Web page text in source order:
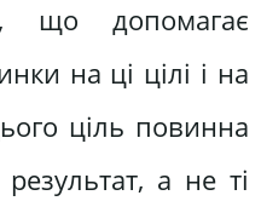
що допомагає
на ці цілі і на
ціль повинна
а не ті